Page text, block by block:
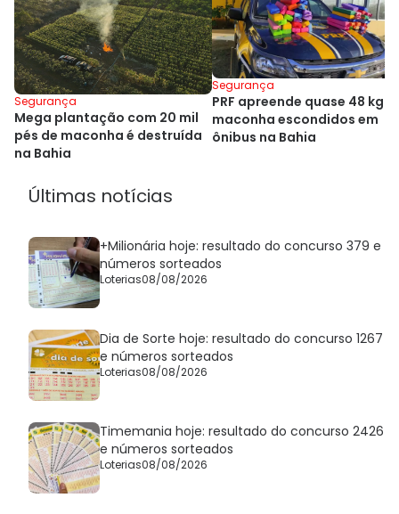
Segurança
Mega plantação com 20 mil
pés de maconha é destruída
na Bahia
Segurança
PRF apreende quase 48 kg
maconha escondidos em
ônibus na Bahia
Últimas notícias
+Milionária hoje: resultado do concurso 379 e
números sorteados
Loterias08/08/2026
Dia de Sorte hoje: resultado do concurso 1267
e números sorteados
Loterias08/08/2026
Timemania hoje: resultado do concurso 2426
e números sorteados
Loterias08/08/2026